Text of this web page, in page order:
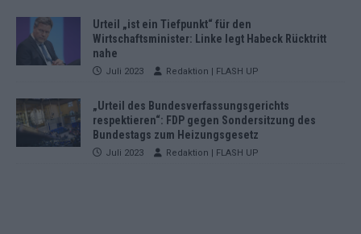
Urteil „ist ein Tiefpunkt“ für den
Wirtschaftsminister: Linke legt Habeck Rücktritt
nahe
Juli 2023 Redaktion | FLASH UP
„Urteil des Bundesverfassungsgerichts
respektieren“: FDP gegen Sondersitzung des
Bundestags zum Heizungsgesetz
Juli 2023 Redaktion | FLASH UP